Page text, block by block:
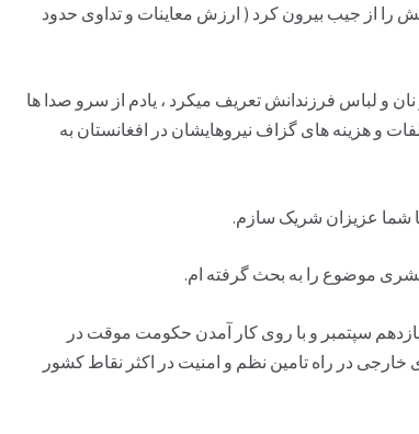
از جیب بیرون کرد ( ارزش معاینات و تداوی حدود
و لباس فرزندانش تعریف میکرد ، یادم از سرو صدا ها
و هزینه های گزاف نیروهایشان در افغانستان به
شما عزیزان شریک سازم.
موضوع را به بحث گرفته ام.
سپتمبر و با روی کار آمدن حکومت موقت در
در راه تامین نظم و امنیت در اکثر نقاط کشور